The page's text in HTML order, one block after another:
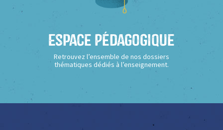
Espace Pédagogique
Retrouvez l’ensemble de nos dossiers
thématiques dédiés à l’enseignement.